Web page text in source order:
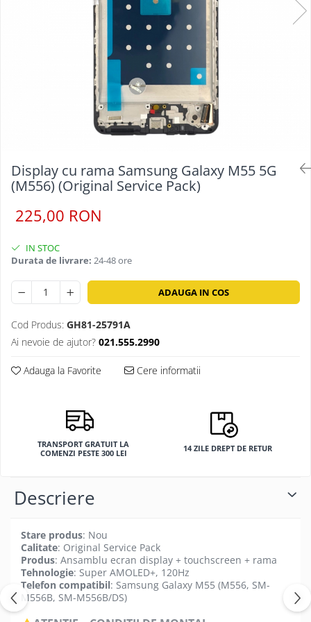
Display cu rama Samsung Galaxy M55 5G
(M556) (Original Service Pack)
225,00 RON
IN STOC
Durata de livrare: 24-48 ore
ADAUGA IN COS
Cod Produs: GH81-25791A
Ai nevoie de ajutor? 021.555.2990
Adauga la Favorite Cere informatii
TRANSPORT GRATUIT LA
COMENZI PESTE 300 LEI
14 ZILE DREPT DE RETUR
Descriere
Stare produs: Nou
Calitate: Original Service Pack
Produs: Ansamblu ecran display + touchscreen + rama
Tehnologie: Super AMOLED+, 120Hz
Telefon compatibil: Samsung Galaxy M55 (M556, SM-
M556B, SM-M556B/DS)